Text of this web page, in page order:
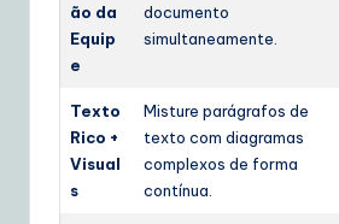
ão da
Equip
e
documento
simultaneamente.
Texto
Rico +
Visual
s
Misture parágrafos de
texto com diagramas
complexos de forma
contínua.